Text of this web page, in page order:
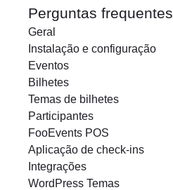
q
u
i
s
a
r
Perguntas frequentes
Geral
Instalação e configuração
Eventos
Bilhetes
Temas de bilhetes
Participantes
FooEvents POS
Aplicação de check-ins
Integrações
WordPress Temas